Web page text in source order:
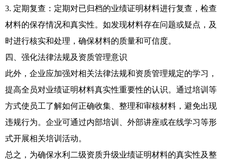
3. 定期复查：定期对已归档的业绩证明材料进行复查，检查
材料的保存情况和真实性。如发现材料存在问题或疑点，及
时进行核实和处理，确保材料的质量和可信度。
四、强化法律法规及资质管理意识
此外，企业应加强对相关法律法规和资质管理规定的学习，
提高全员对业绩证明材料真实性重要性的认识。通过培训等
方式使员工了解如何正确收集、整理和审核材料，避免出现
违规行为。企业可通过内部培训、外部讲座或在线学习等形
式开展相关培训活动。
总之，为确保水利二级资质升级业绩证明材料的真实性及整